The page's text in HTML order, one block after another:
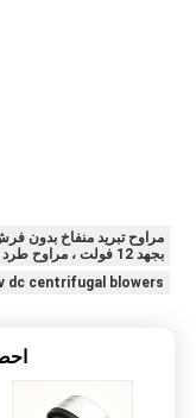
بجهد 12 فولت ، مراوح طرد مركزي بجهد 12 فولت
dc centrifugal blowers